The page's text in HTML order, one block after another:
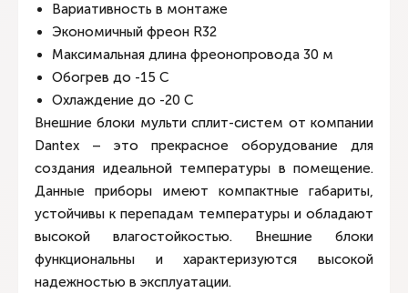
Вариативность в монтаже
Экономичный фреон R32
Максимальная длина фреонопровода 30 м
Обогрев до -15 C
Охлаждение до -20 C
Внешние блоки мульти сплит-систем от компании
Dantex – это прекрасное оборудование для
создания идеальной температуры в помещение.
Данные приборы имеют компактные габариты,
устойчивы к перепадам температуры и обладают
высокой влагостойкостью. Внешние блоки
функциональны и характеризуются высокой
надежностью в эксплуатации.